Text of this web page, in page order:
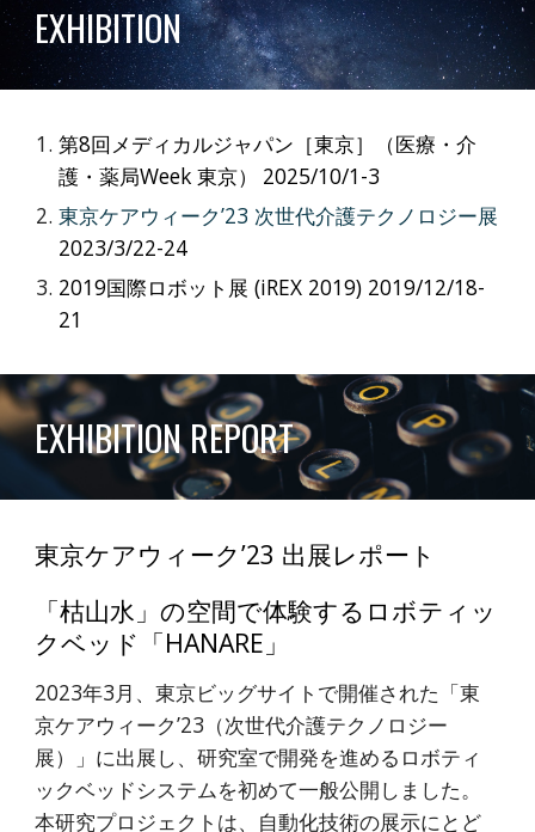
EXHIBITION
第8回メディカルジャパン［東京］（医療・介
護・薬局Week 東京）
2025/10/1-3
東京ケアウィーク’23 次世代介護テクノロジー展
2023/3/22-24
2019国際ロボット展 (iREX 2019) 2019/12/18-
21
EXHIBITIONREPORT
東京ケアウィーク’23 出展レポート
「枯山水」の空間で体験するロボティッ
クベッド「HANARE」
2023年3月、東京ビッグサイトで開催された「東
京ケアウィーク’23（次世代介護テクノロジー
展）」に出展し、研究室で開発を進めるロボティ
ックベッドシステムを初めて一般公開しました。
本研究プロジェクトは、自動化技術の展示にとど